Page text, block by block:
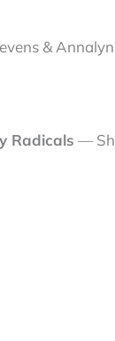
&
Radicals —